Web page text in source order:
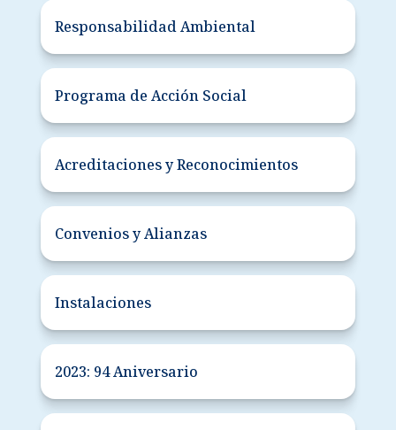
Responsabilidad Ambiental
Programa de Acción Social
Acreditaciones y Reconocimientos
Convenios y Alianzas
Instalaciones
2023: 94 Aniversario